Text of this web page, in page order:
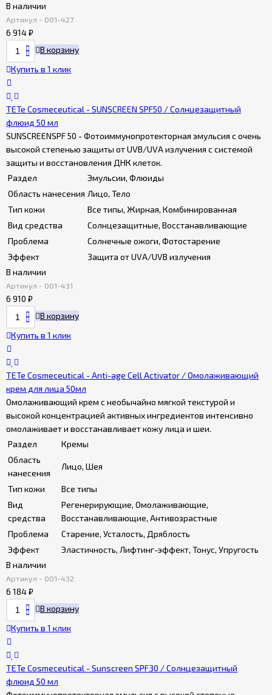
В наличии
Артикул - 001-427
6 914₽
В корзину
Купить в 1 клик
TETe Cosmeceutical - SUNSCREEN SPF50 / Солнцезащитный
флюид 50 мл
SUNSCREENSPF 50 - Фотоиммунопротекторная эмульсия с очень
высокой степенью защиты от UVB/UVA излучения с системой
защиты и восстановления ДНК клеток.
Раздел
Эмульсии, Флюиды
Область нанесения Лицо, Тело
Тип кожи
Все типы, Жирная, Комбинированная
Вид средства
Солнцезащитные, Восстанавливающие
Проблема
Солнечные ожоги, Фотостарение
Эффект
Защита от UVA/UVB излучения
В наличии
Артикул - 001-431
6 910 ₽
В корзину
Купить в 1 клик
TETe Cosmeceutical - Anti-age Cell Activator / Омолаживающий
крем для лица 50мл
Омолаживающий крем с необычайно мягкой текстурой и
высокой концентрацией активных ингредиентов интенсивно
омолаживает и восстанавливает кожу лица и шеи.
Раздел
Кремы
Область
нанесения
Лицо, Шея
Тип кожи
Все типы
Вид
средства
Регенерирующие, Омолаживающие,
Восстанавливающие, Антивозрастные
Проблема
Старение, Усталость, Дряблость
Эффект
Эластичность, Лифтинг-эффект, Тонус, Упругость
В наличии
Артикул - 001-432
6 184₽
В корзину
Купить в 1 клик
TETe Cosmeceutical - Sunscreen SPF30 / Солнцезащитный
флюид 50 мл